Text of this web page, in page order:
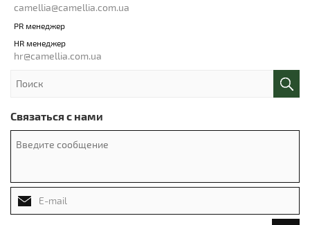
camellia@camellia.com.ua
PR менеджер
HR менеджер
hr@camellia.com.ua
Связаться с нами